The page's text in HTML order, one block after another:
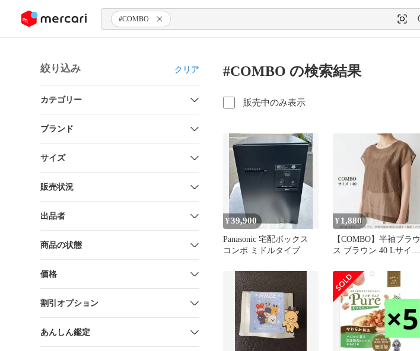
ツにスキップ #COMBO
絞り込み クリア
カテゴリー
ブランド
サイズ
販売状況
出品者
商品の状態
価格
割引オプション
あんしん鑑定
#COMBO の検索結果
販売中のみ表示
¥39,900
Panasonic 宅配ボックス
コンボ ミドルタイプ
¥ 1,880
【COMBO】半袖ブラウ
ス ブラウン 40 Lサイズ